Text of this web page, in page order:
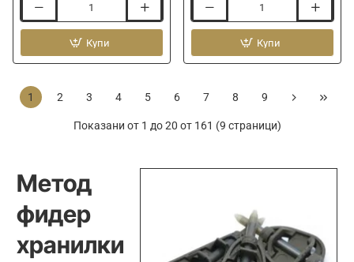
Метод
фидер
хранилки
за
фидер
MATRIX
Method
Купи
за
фидер
Method
Feeder
Moulds
Купи
1 2 3 4 5 6 7 8 9
Показани от 1 до 20 от 161 (9 страници)